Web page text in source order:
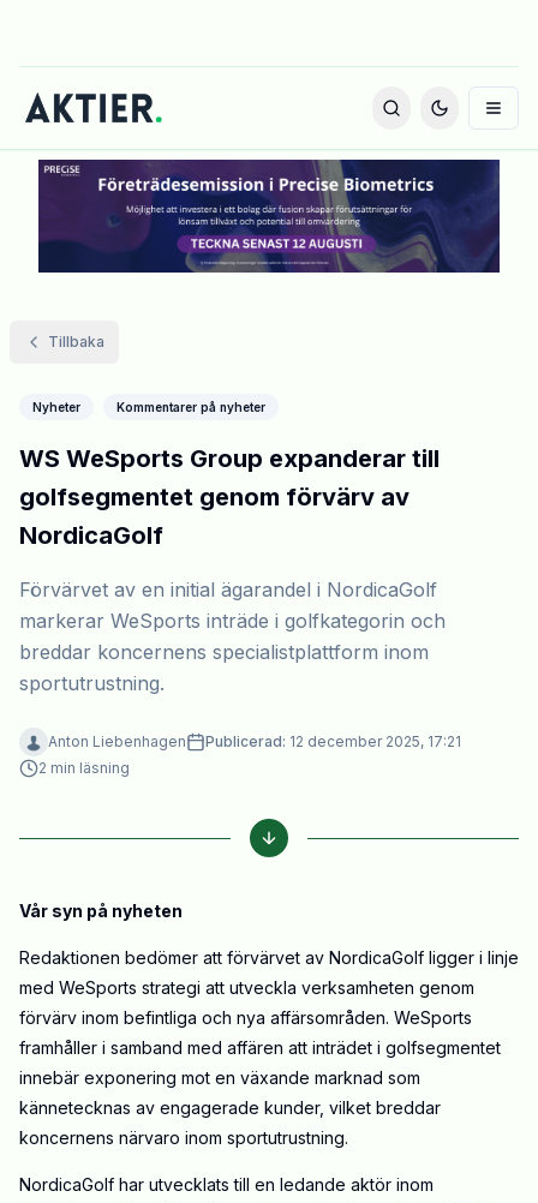
Tillbaka
Nyheter Kommentarer på nyheter
WS WeSports Group expanderar till
golfsegmentet genom förvärv av
NordicaGolf
Förvärvet av en initial ägarandel i NordicaGolf
markerar WeSports inträde i golfkategorin och
breddar koncernens specialistplattform inom
sportutrustning.
Anton Liebenhagen Publicerad: 12 december 2025, 17:21
2 min läsning
Vår syn på nyheten
Redaktionen bedömer att förvärvet av NordicaGolf ligger i linje
med WeSports strategi att utveckla verksamheten genom
förvärv inom befintliga och nya affärsområden. WeSports
framhåller i samband med affären att inträdet i golfsegmentet
innebär exponering mot en växande marknad som
kännetecknas av engagerade kunder, vilket breddar
koncernens närvaro inom sportutrustning.
NordicaGolf har utvecklats till en ledande aktör inom